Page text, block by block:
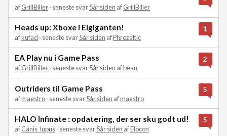
afGrillBiller· seneste svar5år siden afGrillBiller
Heads up: Xboxe i Elgiganten!
afkufad · seneste svar5år siden afPhrozeltic
1
EA Play nu i Game Pass
afGrillBiller· seneste svar5år siden afbean
2
Outriders til Game Pass
afmaestro· seneste svar5år siden afmaestro
5
HALO Infinate : opdatering, der ser sku godt ud!
afCanis_lupus· seneste svar5år siden afElocon
5